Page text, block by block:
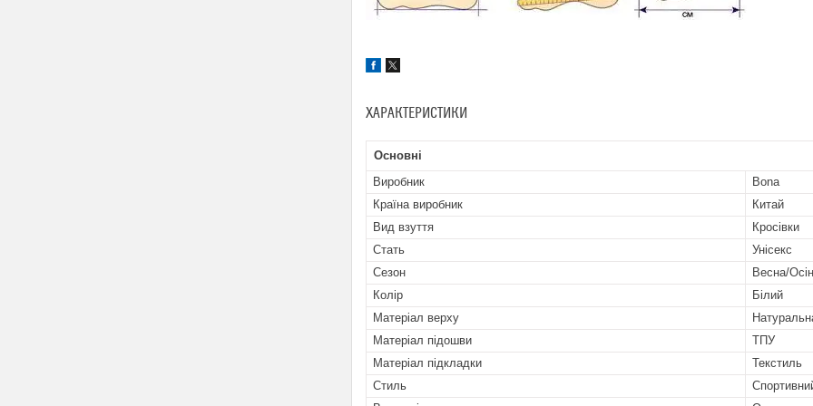
ХАРАКТЕРИСТИКИ
Основні
Виробник
Bona
Країна виробник
Китай
Вид взуття
Кросівки
Стать
Унісекс
Сезон
Весна/
Колір
Білий
Матеріал верху
Матеріал підошви
ТПУ
Матеріал підкладки
Текстиль
Стиль